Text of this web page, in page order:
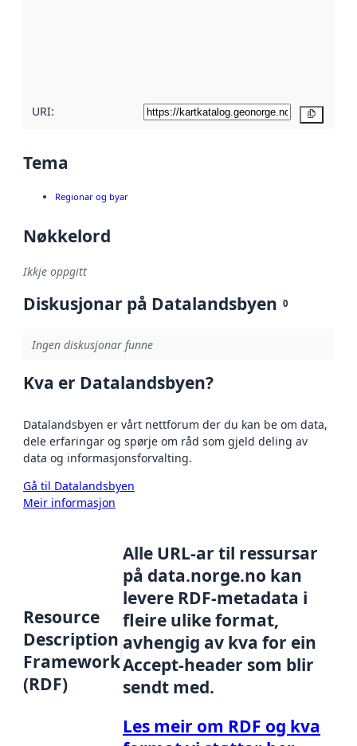
URI:
Tema
Regionar og byar
Nøkkelord
Ikkje oppgitt
Diskusjonar på Datalandsbyen 0
Ingen diskusjonar funne
Kva er Datalandsbyen?
Datalandsbyen er vårt nettforum der du kan be om data,
dele erfaringar og spørje om råd som gjeld deling av
data og informasjonsforvalting.
Gå til Datalandsbyen
Meir informasjon
Resource
Description
Framework
(RDF)
Alle URL-ar til ressursar
på data.norge.no kan
levere RDF-metadata i
fleire ulike format,
avhengig av kva for ein
Accept-header som blir
sendt med.
Les meir om RDF og kva